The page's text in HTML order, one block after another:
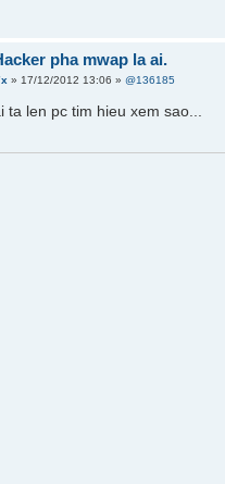
pha mwap la ai.
» 17/12/2012 13:06 »@136185
ta len pc tim hieu xem sao...